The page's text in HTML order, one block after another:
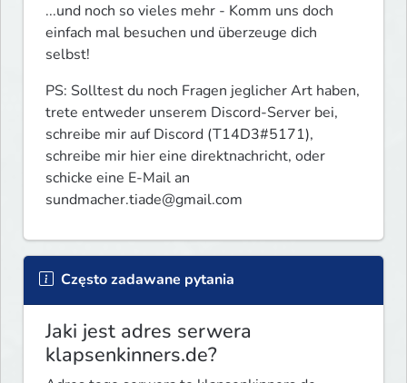
...und noch so vieles mehr - Komm uns doch
einfach mal besuchen und überzeuge dich
selbst!
PS: Solltest du noch Fragen jeglicher Art haben,
trete entweder unserem Discord-Server bei,
schreibe mir auf Discord (T14D3#5171),
schreibe mir hier eine direktnachricht, oder
sundmacher.tiade@gmail.com
Często zadawane pytania
Jaki jest adres serwera
klapsenkinners.de?